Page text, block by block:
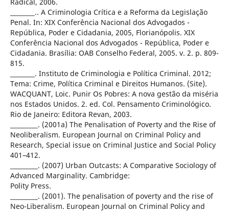
________.. A Criminologia Crítica e a Reforma da Legislação
Penal. In: XIX Conferência Nacional dos Advogados -
República, Poder e Cidadania, 2005, Florianópolis. XIX
Conferência Nacional dos Advogados - República, Poder e
Cidadania. Brasília: OAB Conselho Federal, 2005. v. 2. p. 809-
815.
________. Instituto de Criminologia e Política Criminal. 2012;
Tema: Crime, Política Criminal e Direitos Humanos. (Site).
WACQUANT, Loic. Punir Os Pobres: A nova gestão da miséria
nos Estados Unidos. 2. ed. Col. Pensamento Criminológico.
Rio de Janeiro: Editora Revan, 2003.
_________. (2001a) The Penalisation of Poverty and the Rise of
Neoliberalism. European Journal on Criminal Policy and
Research, Special issue on Criminal Justice and Social Policy
401–412.
_________. (2007) Urban Outcasts: A Comparative Sociology of
Advanced Marginality. Cambridge:
Polity Press.
_________. (2001). The penalisation of poverty and the rise of
Neo-Liberalism. European Journal on Criminal Policy and